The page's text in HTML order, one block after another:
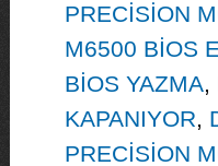
PRECİSİON
M6500 BİOS
BİOS YAZMA,
KAPANIYOR,
PRECİSİON